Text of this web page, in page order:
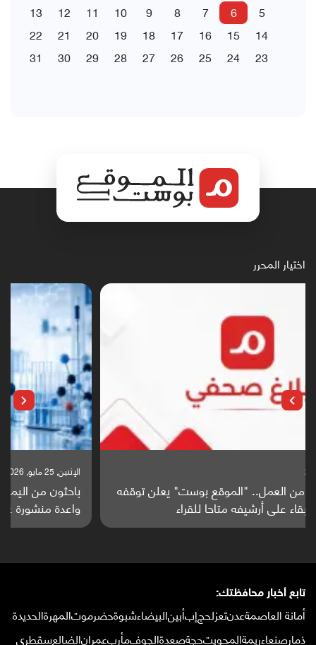
5
6
7
8
9
10
11
12
13
14
15
16
17
18
19
20
21
22
23
24
25
26
27
28
29
30
31
اختيار المحرر
باحثون من اليمن يدخلون سباق أبحاث ألزهايمر بدراسة
واعدة منشورة عالميا (ترجمة)
تابع أخبار محافظتك:
أمانة العاصمةعدنتعزلحجإبأبينالبيضاءشبوةحضرموتالمهرةالحديدة
ذمارصنعاءريمةالمحويتحجةصعدةالجوفمأربعمرانالضالعسقطرى